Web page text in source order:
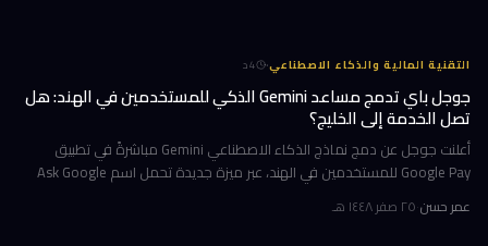
التقنية المالية والذكاء الاصطناعي·
4د
جوجل باي تدمج مساعد Gemini الذكي للمستخدمين في الهند: هل
تصل الخدمة إلى الخليج؟
أعلنت جوجل عن دمج نماذج الذكاء الاصطناعي Gemini مباشرةً في تطبيق
Google Pay للمستخدمين في الهند، عبر ميزة جديدة تحمل اسم Ask Google
عمر حسن·٢٥ صفر ١٤٤٨ هـ